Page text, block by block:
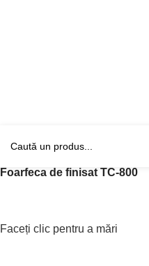
Prima pagină
Foarfeca de finisat TC-800
Faceți clic pentru a mări